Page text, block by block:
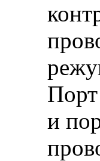
Порт
и